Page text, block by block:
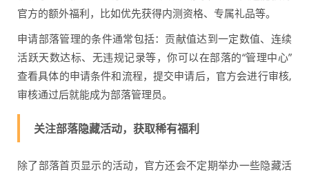
官方的额外福利，比如优先获得内测资格、专属礼品等。
申请部落管理的条件通常包括：贡献值达到一定数值、连续
活跃天数达标、无违规记录等，你可以在部落的“管理中心”
查看具体的申请条件和流程，提交申请后，官方会进行审核,
审核通过后就能成为部落管理员。
关注部落隐藏活动，获取稀有福利
除了部落首页显示的活动，官方还会不定期举办一些隐藏活